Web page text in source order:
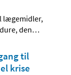
lægemidler,
den…
til
krise